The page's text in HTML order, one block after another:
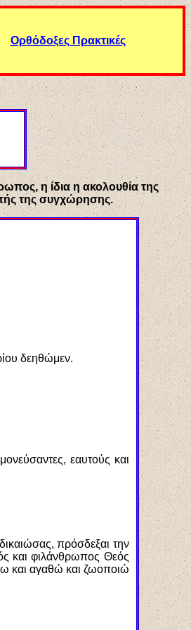
Ορθόδοξες Πρακτικές
η ίδια η ακολουθία της
της συγχώρησης.
δεηθώμεν.
εαυτούς και
πρόσδεξαι την
και φιλάνθρωπος Θεός
και αγαθώ και ζωοποιώ